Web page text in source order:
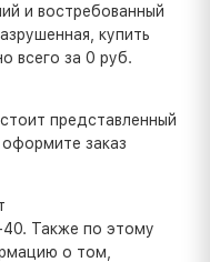
и востребованный
купить
всего за 0 руб.
представленный
заказ
Также по этому
о том,